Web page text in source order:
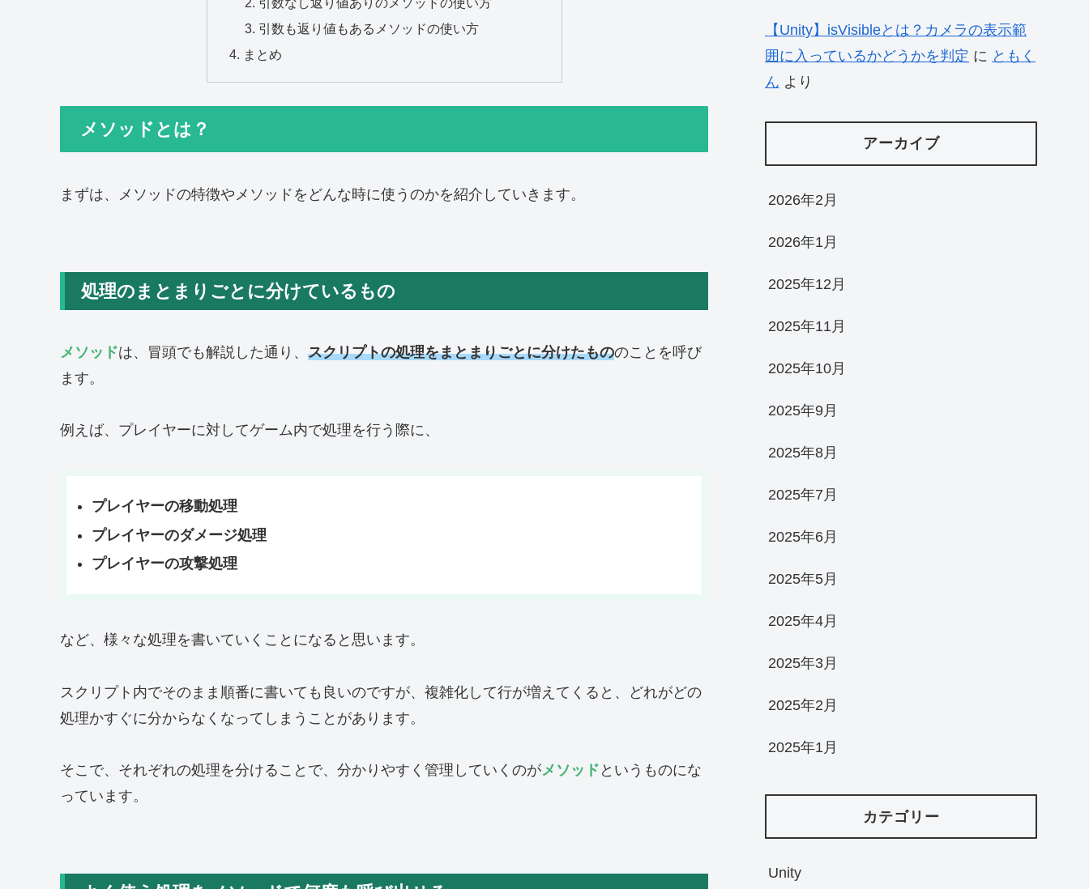
引数も返り値もあるメソッドの使い方
まとめ
メソッドとは？
まずは、メソッドの特徴やメソッドをどんな時に使うのかを紹介していきます。
処理のまとまりごとに分けているもの
メソッドは、冒頭でも解説した通り、 スクリプトの処理をまとまりごとに分けたもののことを呼び
ます。
例えば、プレイヤーに対してゲーム内で処理を行う際に、
プレイヤーの移動処理
プレイヤーのダメージ処理
プレイヤーの攻撃処理
など、様々な処理を書いていくことになると思います。
スクリプト内でそのまま順番に書いても良いのですが、複雑化して行が増えてくると、どれがどの
処理かすぐに分からなくなってしまうことがあります。
そこで、それぞれの処理を分けることで、分かりやすく管理していくのがメソッド というものにな
っています。
【Unity】isVisibleとは？カメラの表示範
囲に入っているかどうかを判定 に ともく
ん より
アーカイブ
2026年2月
2026年1月
2025年12月
2025年11月
2025年10月
2025年9月
2025年8月
2025年7月
2025年6月
2025年5月
2025年4月
2025年3月
2025年2月
2025年1月
カテゴリー
Unity